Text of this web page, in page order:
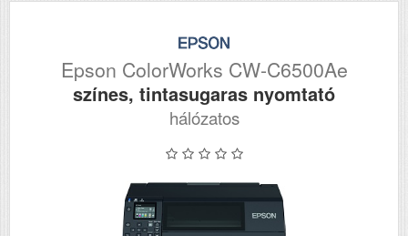
Epson ColorWorks CW-C6500Ae
színes, tintasugaras nyomtató
hálózatos